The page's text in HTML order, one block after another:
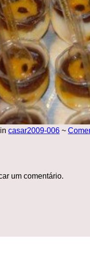
in casar2009-006 ~
um comentário.